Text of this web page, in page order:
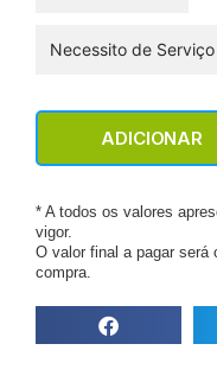
Necessito de
ADICIONAR
* A todos os valores
vigor.
O valor final a pagar será
compra.